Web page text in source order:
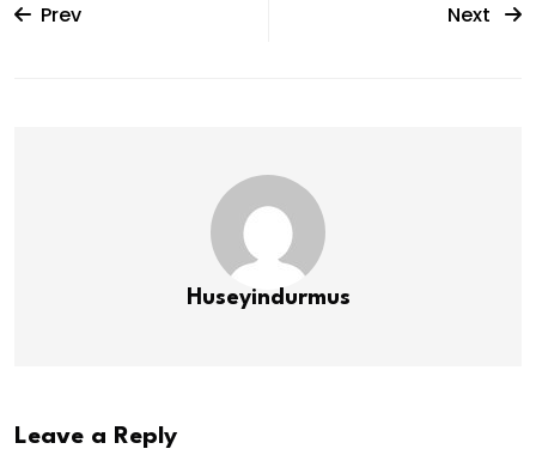
Prev Next
Huseyindurmus
Leave a Reply